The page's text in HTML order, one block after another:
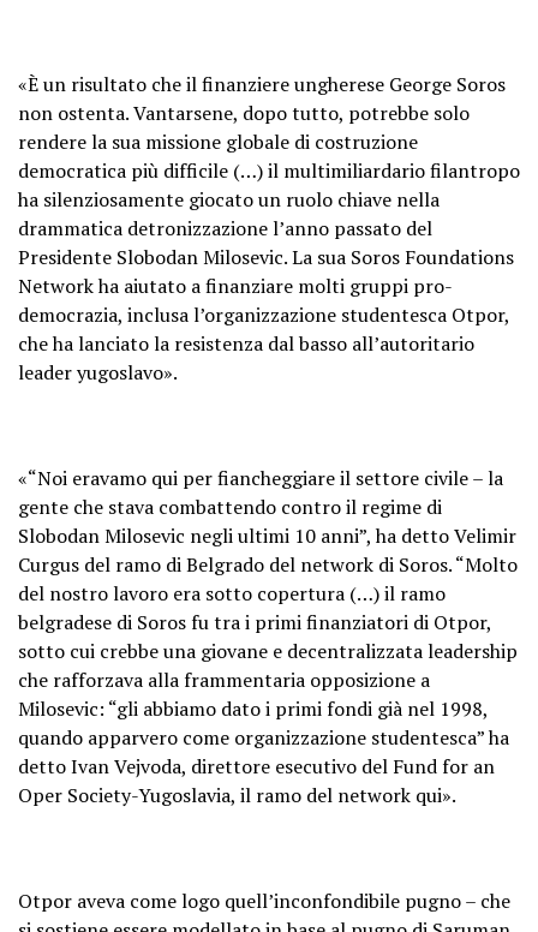
«È un risultato che il finanziere ungherese George Soros
non ostenta. Vantarsene, dopo tutto, potrebbe solo
rendere la sua missione globale di costruzione
democratica più difficile (…) il multimiliardario filantropo
ha silenziosamente giocato un ruolo chiave nella
drammatica detronizzazione l’anno passato del
Presidente Slobodan Milosevic. La sua Soros Foundations
Network ha aiutato a finanziare molti gruppi pro-
democrazia, inclusa l’organizzazione studentesca Otpor,
che ha lanciato la resistenza dal basso all’autoritario
leader yugoslavo».
«“Noi eravamo qui per fiancheggiare il settore civile – la
gente che stava combattendo contro il regime di
Slobodan Milosevic negli ultimi 10 anni”, ha detto Velimir
Curgus del ramo di Belgrado del network di Soros. “Molto
del nostro lavoro era sotto copertura (…) il ramo
belgradese di Soros fu tra i primi finanziatori di Otpor,
sotto cui crebbe una giovane e decentralizzata leadership
che rafforzava alla frammentaria opposizione a
Milosevic: “gli abbiamo dato i primi fondi già nel 1998,
quando apparvero come organizzazione studentesca” ha
detto Ivan Vejvoda, direttore esecutivo del Fund for an
Oper Society-Yugoslavia, il ramo del network qui».
Otpor aveva come logo quell’inconfondibile pugno – che